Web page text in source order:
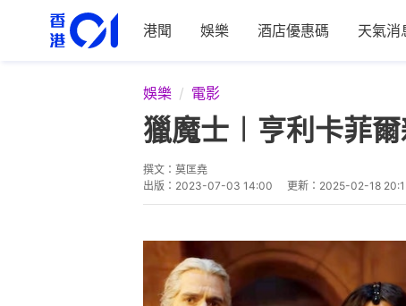
港聞 娛樂 酒店優惠碼 天氣消
娛樂 電影
獵魔士︱亨利卡菲
撰文： 莫匡堯
出版： 2023-07-03 14:00 更新： 2025-02-18